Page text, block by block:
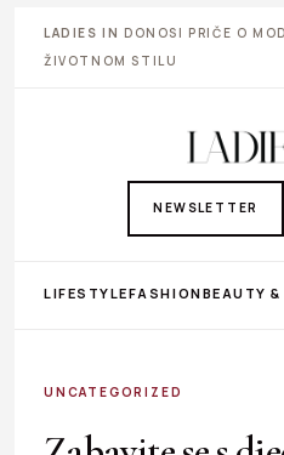
LADIES IN DONOSI PRIČE O
ŽIVOTNOM STILU
NEWSLETTER
LIFESTYLEFASHIONBEAUTY
UNCATEGORIZED